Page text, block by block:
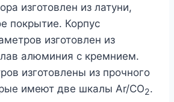
изготовлен из латуни,
покрытие. Корпус
изготовлен из
алюминия с кремнием.
изготовлены из прочного
имеют две шкалы Ar/CO2.